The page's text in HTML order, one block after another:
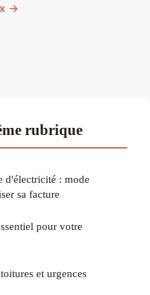
→
rubrique
d'électricité : mode
sa facture
pour votre
et urgences